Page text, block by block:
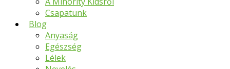
Csapatunk
Blog
Anyaság
Egészség
Lélek